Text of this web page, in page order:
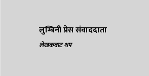
लुम्बिनी प्रेस संवाददाता
लेखकबाट थप